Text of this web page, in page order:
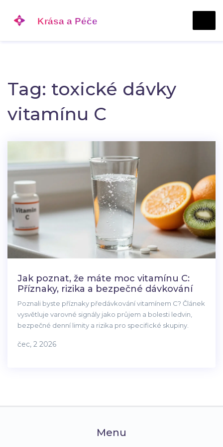
Tag: toxické dávky
vitamínu C
Jak poznat, že máte moc vitamínu C:
Příznaky, rizika a bezpečné dávkování
Poznali byste příznaky předávkování vitamínem C? Článek
vysvětluje varovné signály jako průjem a bolesti ledvin,
bezpečné denní limity a rizika pro specifické skupiny.
čec, 2 2026
Menu